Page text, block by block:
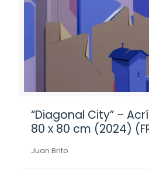
“Diagonal City” –
80 x 80 cm (2024)
Juan Brito